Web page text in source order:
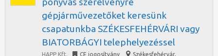
gépjárművezetőket keresünk
csapatunkba SZÉKESFEHÉRVÁRI vagy
BIATORBÁGYI telephelyezéssel
HAPP Kft. CE jogosítvány Székesfehérvár,